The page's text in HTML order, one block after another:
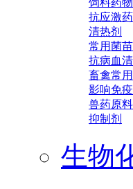
饲料药
抗应激药
清热剂
常用菌
抗病血清
畜禽常
影响免
兽药原料
抑制剂
生物